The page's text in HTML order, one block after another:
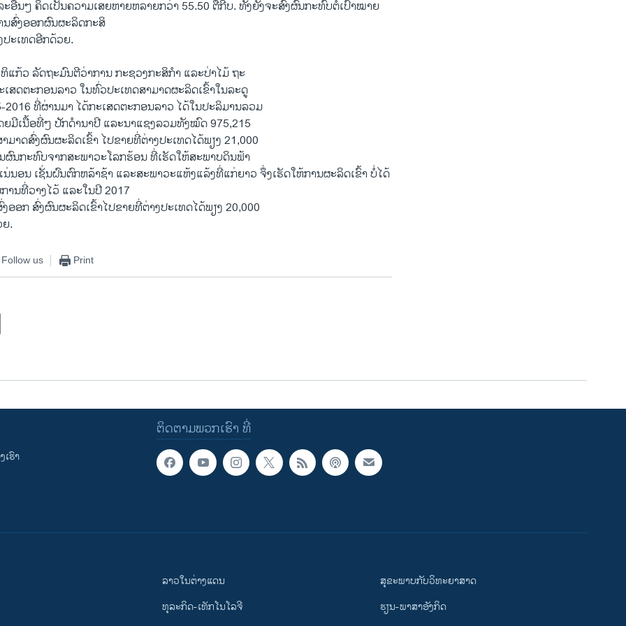
ອື່ນໆ ຄິດເປັນຄວາມເສຍຫາຍຫລາຍກວ່າ 55.50 ຕື້ກີບ. ທັງຍັງຈະສົ່ງຜົນກະທົບຕໍ່ເປົ້າໝາຍ
ສົ່ງອອກຜົນຜະລິດກະສິ
ປະເທດອີກດ້ວຍ.
ແກ້ວ ລັດຖະມົນຕີວ່າການ ກະຊວງກະສິກຳ ແລະປ່າໄມ້ ຖະ
ສດຕະກອນລາວ ໃນທົ່ວປະເທດສາມາດຜະລິດເຂົ້າໃນລະດູ
2016 ທີ່ຜ່ານມາ ໄດ້ກະເສດຕະກອນລາວ ໄດ້ໃນປະລິມານລວມ
ຍມີເນື້ອທີ່ໆ ປັກດຳນາປີ ແລະນາແຊງລວມທັງໝົດ 975,215
ມາດສົ່ງຜົນຜະລິດເຂົ້າ ໄປຂາຍທີ່ຕ່າງປະເທດໄດ້ພຽງ 21,000
ຜົນກະທົບຈາກສະພາວະໂລກຮ້ອນ ທີ່ເຮັດໃຫ້ສະພາບດິນຟ້າ
ນອນ ເຊັ່ນຝົນຕົກຫລ້າຊ້າ ແລະສະພາວະແຫ້ງແລ້ງທີ່ແກ່ຍາວ ຈຶ່ງເຮັດໃຫ້ການຜະລິດເຂົ້າ ບໍ່ໄດ້
ານທີ່ວາງໄວ້ ແລະໃນປີ 2017
ອອກ ສົ່ງຜົນຜະລິດເຂົ້າໄປຂາຍທີ່ຕ່າງປະເທດໄດ້ພຽງ 20,000
.
Follow us Print
ຕິດຕາມພວກເຮົາ ທີ່
ຮົາ
ລາວໃນຕ່າງແດນ
ທຸລະກິດ-ເທັກໂນໂລຈີ
ສຸຂະພາບກັບວິທະຍາສາດ
ຮຽນ-ພາສາອັງກິດ